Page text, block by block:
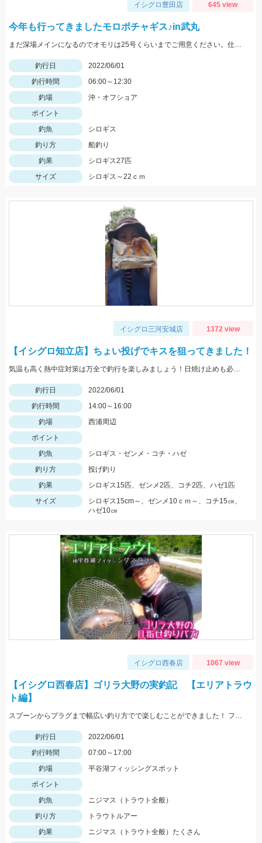
イシグロ豊田店 645 view
今年も行ってきましたモロポチャギス♪in武丸
まだ深場メインになるのでオモリは25号くらいまでご用意ください。仕掛けは8号針でOK
釣行日
2022/06/01
釣行時間
06:00～12:30
釣場
沖・オフショア
ポイント
釣魚
シロギス
釣り方
船釣り
釣果
シロギス27匹
サイズ
シロギス～22ｃｍ
イシグロ三河安城店 1372 view
【イシグロ知立店】ちょい投げでキスを狙ってきました！
気温も高く熱中症対策は万全で釣行を楽しみましょう！日焼け止めも必須アイテムですよ！
釣行日
2022/06/01
釣行時間
14:00～16:00
釣場
西浦周辺
ポイント
釣魚
シロギス・ゼンメ・コチ・ハゼ
釣り方
投げ釣り
釣果
シロギス15匹、ゼンメ2匹、コチ2匹、ハゼ1匹
サイズ
シロギス15cm～、ゼンメ10ｃｍ～、コチ15㎝、
ハゼ10㎝
イシグロ西春店 1067 view
【イシグロ西春店】ゴリラ大野の実釣記 【エリアトラウ
ト編】
スプーンからプラグまで幅広い釣り方でで楽しむことができました！ ファミリーでも楽しめる管理釣り場にぜひ！
釣行日
2022/06/01
釣行時間
07:00～17:00
釣場
平谷湖フィッシングスポット
ポイント
釣魚
ニジマス（トラウト全般）
釣り方
トラウトルアー
釣果
ニジマス（トラウト全般）たくさん